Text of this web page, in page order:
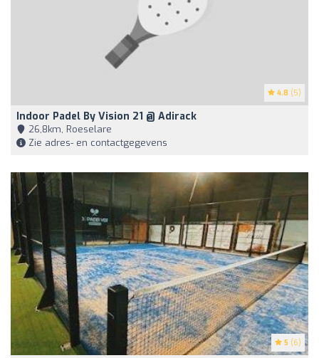
4.8 (5)
Indoor Padel By Vision 21 @ Adirack
26,8km, Roeselare
Zie adres- en contactgegevens
5 (6)